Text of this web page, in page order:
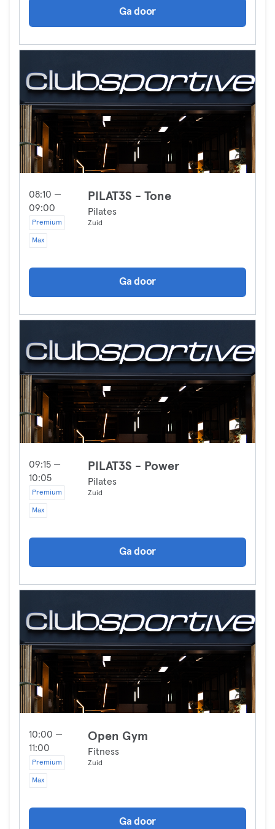
Ga door
08:10 —
09:00
Premium
Max
PILAT3S - Tone
Pilates
Zuid
Ga door
09:15 —
10:05
Premium
Max
PILAT3S - Power
Pilates
Zuid
Ga door
10:00 —
11:00
Premium
Max
Open Gym
Fitness
Zuid
Ga door